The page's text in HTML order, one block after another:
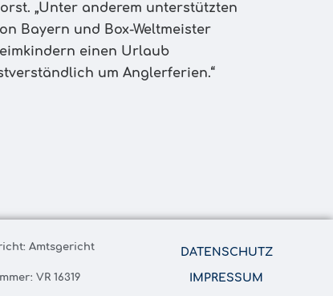
„Unter anderem unterstützten
Bayern und Box-Weltmeister
einen Urlaub
um Anglerferien.“
Amtsgericht
VR 16319
DATENSCHUTZ
IMPRESSUM